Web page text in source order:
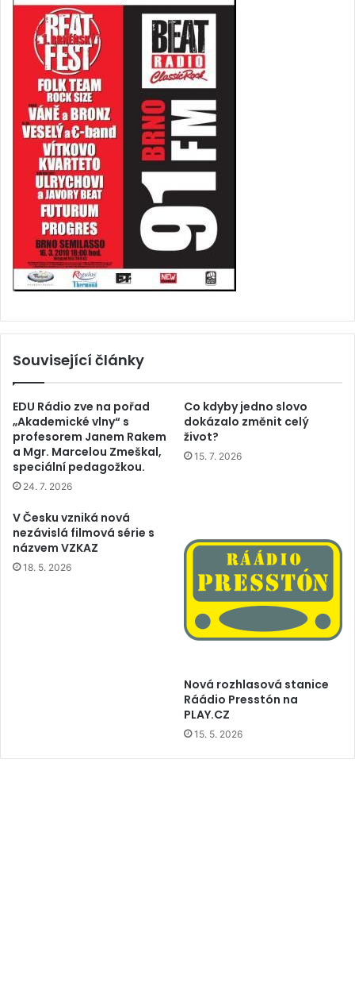
Související články
EDU Rádio zve na pořad
„Akademické vlny“ s
profesorem Janem Rakem
a Mgr. Marcelou Zmeškal,
speciální pedagožkou.
24. 7. 2026
Co kdyby jedno slovo
dokázalo změnit celý
život?
15. 7. 2026
V Česku vzniká nová
nezávislá filmová série s
názvem VZKAZ
18. 5. 2026
Nová rozhlasová stanice
Ráádio Presstón na
PLAY.CZ
15. 5. 2026